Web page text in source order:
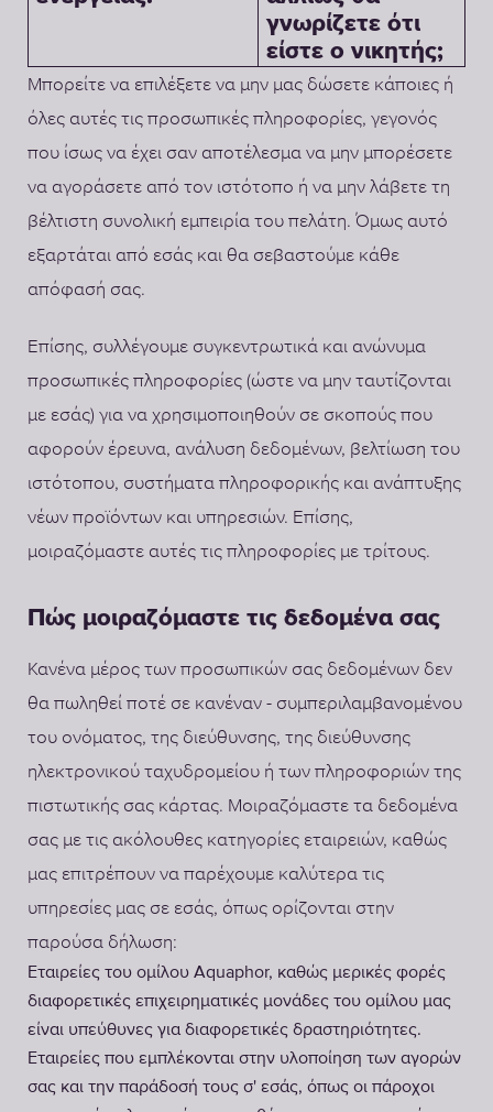
γνωρίζετε ότι
είστε ο νικητής;
Μπορείτε να επιλέξετε να μην μας δώσετε κάποιες ή
όλες αυτές τις προσωπικές πληροφορίες, γεγονός
που ίσως να έχει σαν αποτέλεσμα να μην μπορέσετε
να αγοράσετε από τον ιστότοπο ή να μην λάβετε τη
βέλτιστη συνολική εμπειρία του πελάτη. Όμως αυτό
εξαρτάται από εσάς και θα σεβαστούμε κάθε
απόφασή σας.
Επίσης, συλλέγουμε συγκεντρωτικά και ανώνυμα
προσωπικές πληροφορίες (ώστε να μην ταυτίζονται
με εσάς) για να χρησιμοποιηθούν σε σκοπούς που
αφορούν έρευνα, ανάλυση δεδομένων, βελτίωση του
ιστότοπου, συστήματα πληροφορικής και ανάπτυξης
νέων προϊόντων και υπηρεσιών. Επίσης,
μοιραζόμαστε αυτές τις πληροφορίες με τρίτους.
Πώς μοιραζόμαστε τις δεδομένα σας
Κανένα μέρος των προσωπικών σας δεδομένων δεν
θα πωληθεί ποτέ σε κανέναν - συμπεριλαμβανομένου
του ονόματος, της διεύθυνσης, της διεύθυνσης
ηλεκτρονικού ταχυδρομείου ή των πληροφοριών της
πιστωτικής σας κάρτας. Μοιραζόμαστε τα δεδομένα
σας με τις ακόλουθες κατηγορίες εταιρειών, καθώς
μας επιτρέπουν να παρέχουμε καλύτερα τις
υπηρεσίες μας σε εσάς, όπως ορίζονται στην
παρούσα δήλωση:
Εταιρείες του ομίλου Aquaphor, καθώς μερικές φορές
διαφορετικές επιχειρηματικές μονάδες του ομίλου μας
είναι υπεύθυνες για διαφορετικές δραστηριότητες.
Εταιρείες που εμπλέκονται στην υλοποίηση των αγορών
σας και την παράδοσή τους σ' εσάς, όπως οι πάροχοι